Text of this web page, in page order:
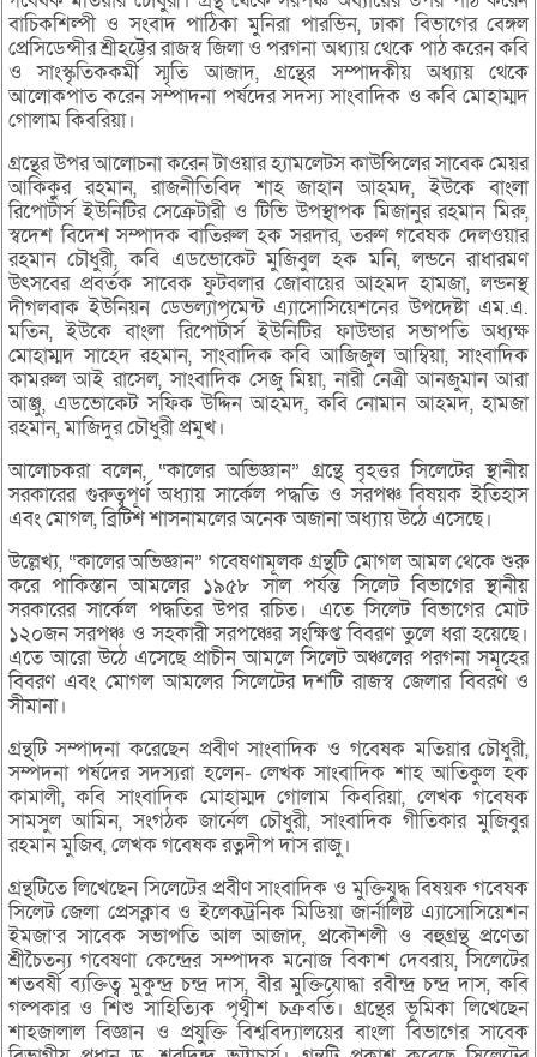
বাচিকশিল্পী ও সংবাদ পাঠিকা মুনিরা পারভিন, ঢাকা বিভাগের বেঙ্গল
প্রেসিডেন্সীর শ্রীহট্টের রাজস্ব জিলা ও পরগনা অধ্যায় থেকে পাঠ করেন কবি
ও সাংস্কৃতিককর্মী স্মৃতি আজাদ, গ্রন্থের সম্পাদকীয় অধ্যায় থেকে
আলোকপাত করেন সম্পাদনা পর্ষদের সদস্য সাংবাদিক ও কবি মোহাম্মদ
গোলাম কিবরিয়া।
গ্রন্থের উপর আলোচনা করেন টাওয়ার হ্যামলেটস কাউন্সিলের সাবেক মেয়র
আকিকুর রহমান, রাজনীতিবিদ শাহ জাহান আহমদ, ইউকে বাংলা
রিপোর্টার্স ইউনিটির সেক্রেটারী ও টিভি উপস্থাপক মিজানুর রহমান মিরু,
স্বদেশ বিদেশ সম্পাদক বাতিরুল হক সরদার, তরুণ গবেষক দেলওয়ার
রহমান চৌধুরী, কবি এডভোকেট মুজিবুল হক মনি, লন্ডনে রাধারমণ
উৎসবের প্রবর্তক সাবেক ফুটবলার জোবায়ের আহমদ হামজা, লন্ডনস্থ
দীগলবাক ইউনিয়ন ডেভল্যাপমেন্ট এ্যাসোসিয়েশনের উপদেষ্টা এম.এ.
মতিন, ইউকে বাংলা রিপোর্টার্স ইউনিটির ফাউন্ডার সভাপতি অধ্যক্ষ
মোহাম্মদ সাহেদ রহমান, সাংবাদিক কবি আজিজুল আম্বিয়া, সাংবাদিক
কামরুল আই রাসেল, সাংবাদিক সেজু মিয়া, নারী নেত্রী আনজুমান আরা
আঞ্জু, এডভোকেট সফিক উদ্দিন আহমদ, কবি নোমান আহমদ, হামজা
রহমান, মাজিদুর চৌধুরী প্রমুখ।
আলোচকরা বলেন, “কালের অভিজ্ঞান” গ্রন্থে বৃহত্তর সিলেটের স্থানীয়
সরকারের গুরুত্বপূর্ণ অধ্যায় সার্কেল পদ্ধতি ও সরপঞ্চ বিষয়ক ইতিহাস
এবং মোগল, ব্রিটিশ শাসনামলের অনেক অজানা অধ্যায় উঠে এসেছে।
উল্লেখ্য, “কালের অভিজ্ঞান” গবেষণামূলক গ্রন্থটি মোগল আমল থেকে শুরু
করে পাকিস্তান আমলের ১৯৫৮ সাল পর্যন্ত সিলেট বিভাগের স্থানীয়
সরকারের সার্কেল পদ্ধতির উপর রচিত। এতে সিলেট বিভাগের মোট
১২০জন সরপঞ্চ ও সহকারী সরপঞ্চের সংক্ষিপ্ত বিবরণ তুলে ধরা হয়েছে।
এতে আরো উঠে এসেছে প্রাচীন আমলে সিলেট অঞ্চলের পরগনা সমূহের
বিবরণ এবং মোগল আমলের সিলেটের দশটি রাজস্ব জেলার বিবরণ ও
সীমানা।
গ্রন্থটি সম্পাদনা করেছেন প্রবীণ সাংবাদিক ও গবেষক মতিয়ার চৌধুরী,
সম্পদনা পর্ষদের সদস্যরা হলেন- লেখক সাংবাদিক শাহ আতিকুল হক
কামালী, কবি সাংবাদিক মোহাম্মদ গোলাম কিবরিয়া, লেখক গবেষক
সামসুল আমিন, সংগঠক জার্নেল চৌধুরী, সাংবাদিক গীতিকার মুজিবুর
রহমান মুজিব, লেখক গবেষক রত্নদীপ দাস রাজু।
গ্রন্থটিতে লিখেছেন সিলেটের প্রবীণ সাংবাদিক ও মুক্তিযুদ্ধ বিষয়ক গবেষক
সিলেট জেলা প্রেসক্লাব ও ইলেকট্রনিক মিডিয়া জার্নালিষ্ট এ্যাসোসিয়েশন
ইমজা‘র সাবেক সভাপতি আল আজাদ, প্রকৌশলী ও বহুগ্রন্থ প্রণেতা
শ্রীচৈতন্য গবেষণা কেন্দ্রের সম্পাদক মনোজ বিকাশ দেবরায়, সিলেটের
শতবর্ষী ব্যক্তিত্ব মুকুন্দ্র চন্দ্র দাস, বীর মুক্তিযোদ্ধা রবীন্দ্র চন্দ্র দাস, কবি
গল্পকার ও শিশু সাহিত্যিক পৃথ্বীশ চক্রবর্তি। গ্রন্থের ভূমিকা লিখেছেন
শাহজালাল বিজ্ঞান ও প্রযুক্তি বিশ্ববিদ্যালয়ের বাংলা বিভাগের সাবেক